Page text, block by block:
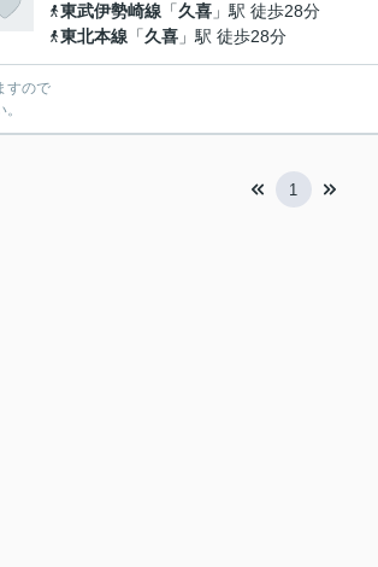
東武伊勢崎線 「久喜 」駅 徒歩28分
東北本線 「久喜 」駅 徒歩28分
すので
1